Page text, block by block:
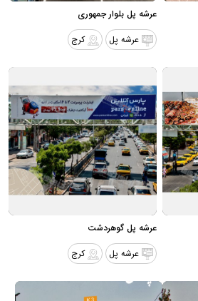
عرشه پل بلوار جمهوری
عرشه پل
کرج
عرشه پل گوهردشت
عرشه پل
کرج